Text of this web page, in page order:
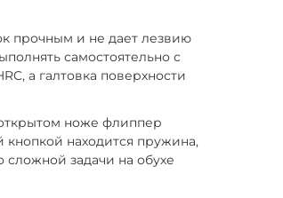
прочным и не дает лезвию
самостоятельно с
а галтовка поверхности
ноже флиппер
находится пружина,
задачи на обухе